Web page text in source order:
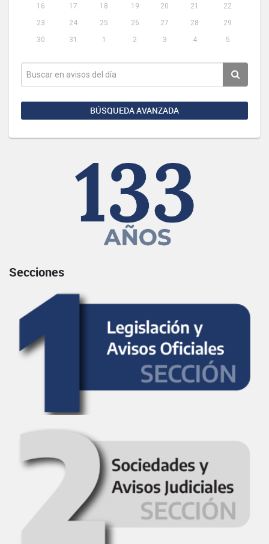
16
17 18 19 20 21
22
23
24 25 26 27 28
29
30
31 1 2 3 4 5
BÚSQUEDA AVANZADA
Secciones